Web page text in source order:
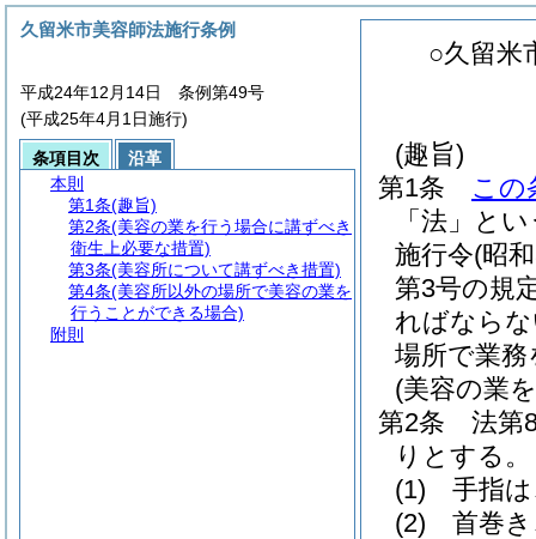
○久留米
(趣旨)
第1条
この
「法」と
施行令(昭
第3号の規
ればなら
場所で業
(美容の業
第2条
法第
りとする。
(1)
手指
(2)
首巻
久留米市美容師法施行条例
平成24年12月14日 条例第49号
(平成25年4月1日施行)
条項目次
沿革
本則
第1条(趣旨)
第2条(美容の業を行う場合に講ずべき
衛生上必要な措置)
第3条(美容所について講ずべき措置)
第4条(美容所以外の場所で美容の業を
行うことができる場合)
附則